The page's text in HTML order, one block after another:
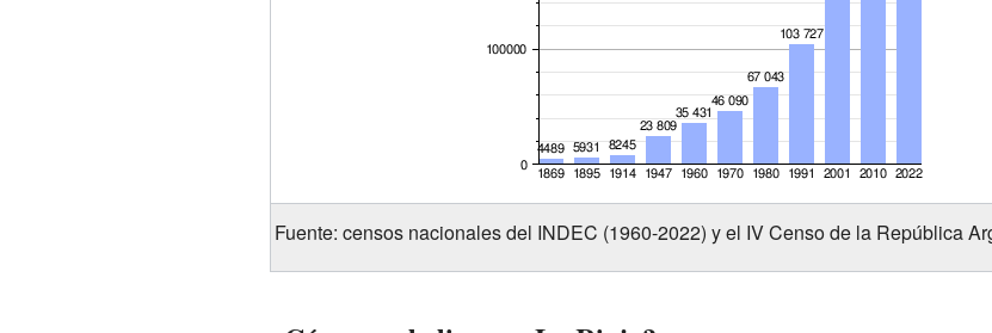
Fuente: censos nacionales del INDEC (1960-2022) y el IV Censo de la República